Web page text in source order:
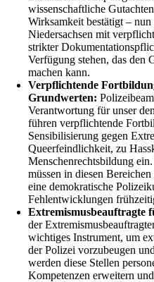
wissenschaftliche
Wirksamkeit bestätigt –
Niedersachsen mit
strikter
Verfügung stehen, das den
machen kann.
Verpflichtende
Grundwerten:
Verantwortung für unser
führen verpflichtende
Sensibilisierung gegen
Queerfeindlichkeit, zu
Menschenrechtsbildung
müssen in diesen
eine demokratische
Fehlentwicklungen
Extremismusbeauftragte
der
wichtiges Instrument, um
der Polizei vorzubeugen
werden diese Stellen
Kompetenzen erweitern